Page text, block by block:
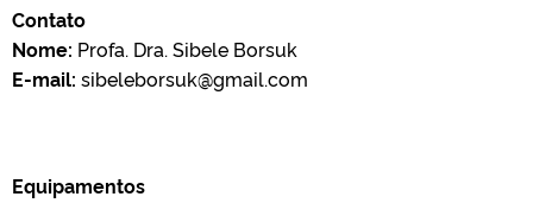
Contato
Nome: Profa. Dra. Sibele Borsuk
E-mail: sibeleborsuk@gmail.com
Equipamentos